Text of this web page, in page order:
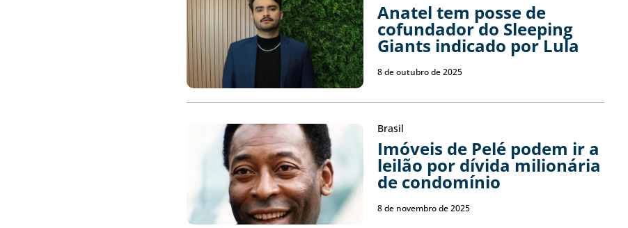
Anatel tem posse de
cofundador do Sleeping
Giants indicado por Lula
8 de outubro de 2025
Brasil
Imóveis de Pelé podem ir a
leilão por dívida milionária
de condomínio
8 de novembro de 2025